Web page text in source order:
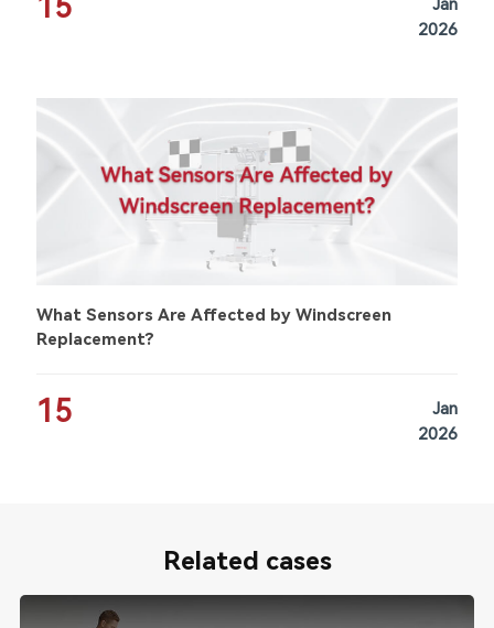
Jan
2026
What Sensors Are Affected by Windscreen
Replacement?
15
Jan
2026
Related cases